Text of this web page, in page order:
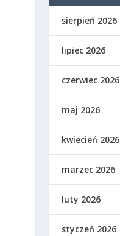
sierpień 2026
lipiec 2026
czerwiec 2026
maj 2026
kwiecień 2026
marzec 2026
luty 2026
styczeń 2026